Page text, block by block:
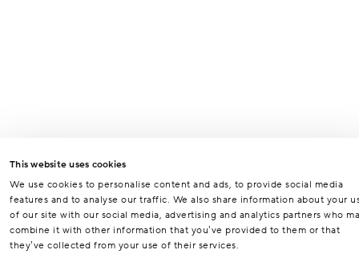
This website uses cookies
We use cookies to personalise content and ads, to provide social media
features and to analyse our traffic. We also share information about your
of our site with our social media, advertising and analytics partners who
combine it with other information that you’ve provided to them or that
they’ve collected from your use of their services.